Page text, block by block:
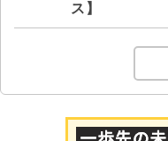
ス】